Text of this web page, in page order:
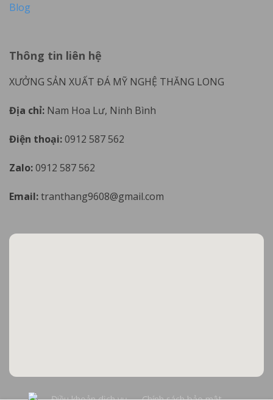
Blog
Thông tin liên hệ
XƯỞNG SẢN XUẤT ĐÁ MỸ NGHỆ THĂNG LONG
Địa chỉ: Nam Hoa Lư, Ninh Bình
Điện thoại:0912 587 562
Zalo:0912 587 562
Email:tranthang9608@gmail.com